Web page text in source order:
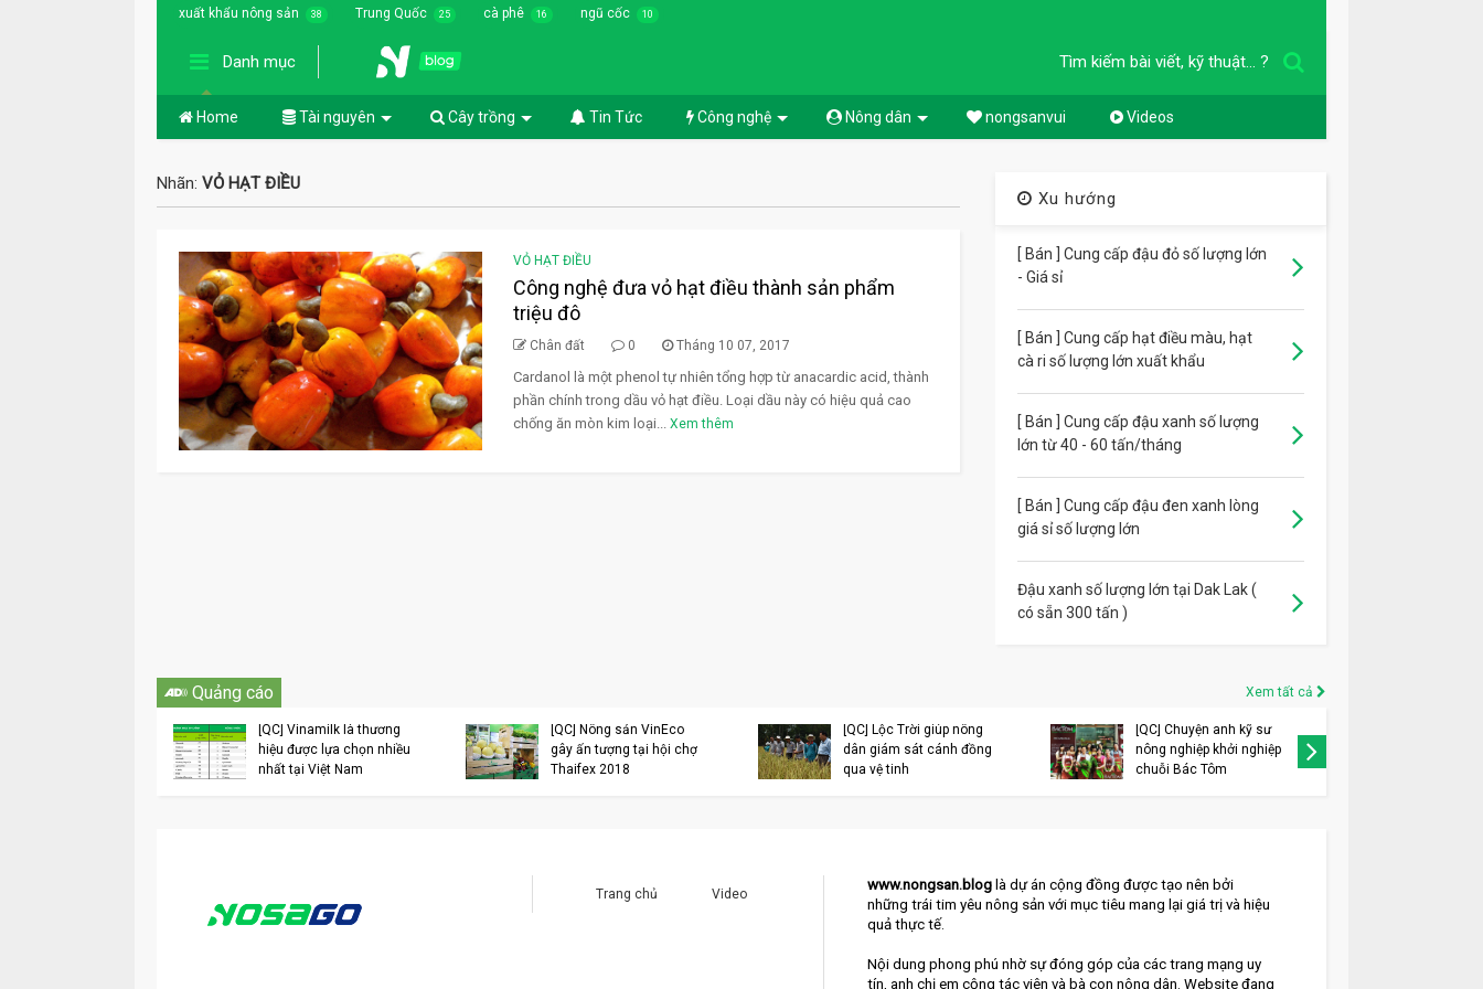
xuất khẩu nông sản 38 Trung Quốc 25 cà phê 16 ngũ cốc 10
Danh mục Tìm kiếm bài viết, kỹ thuật... ?
Home Tài nguyên Cây trồng Tin Tức Công nghệ Nông dân nongsanvui Videos
Nhãn: VỎ HẠT ĐIỀU
VỎ HẠT ĐIỀU
Công nghệ đưa vỏ hạt điều thành sản phẩm
triệu đô
Chân đất 0 Tháng 10 07, 2017
Cardanol là một phenol tự nhiên tổng hợp từ anacardic acid, thành
phần chính trong dầu vỏ hạt điều. Loại dầu này có hiệu quả cao
chống ăn mòn kim loại... Xem thêm
Xu hướng
[ Bán ] Cung cấp đậu đỏ số lượng lớn
- Giá sỉ
[ Bán ] Cung cấp hạt điều màu, hạt
cà ri số lượng lớn xuất khẩu
[ Bán ] Cung cấp đậu xanh số lượng
lớn từ 40 - 60 tấn/tháng
[ Bán ] Cung cấp đậu đen xanh lòng
giá sỉ số lượng lớn
Đậu xanh số lượng lớn tại Dak Lak (
có sẵn 300 tấn )
Quảng cáo Xem tất cả
[QC] Vinamilk là thương
hiệu được lựa chọn nhiều
nhất tại Việt Nam
[QC] Nông sản VinEco
gây ấn tượng tại hội chợ
Thaifex 2018
[QC] Lộc Trời giúp nông
dân giám sát cánh đồng
qua vệ tinh
[QC] Chuyện anh kỹ sư
nông nghiệp khởi nghiệp
chuỗi Bác Tôm
Trang chủ Video
www.nongsan.blog là dự án cộng đồng được tạo nên bởi
những trái tim yêu nông sản với mục tiêu mang lại giá trị và hiệu
quả thực tế.
Nội dung phong phú nhờ sự đóng góp của các trang mạng uy
tín, anh chị em cộng tác viên và bà con nông dân. Website đang